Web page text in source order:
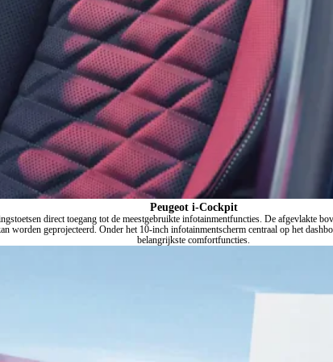
Peugeot i-Cockpit
direct toegang tot de meestgebruikte infotainmentfuncties. De afgevlakte
geprojecteerd. Onder het 10-inch infotainmentscherm centraal op het
belangrijkste comfortfuncties.